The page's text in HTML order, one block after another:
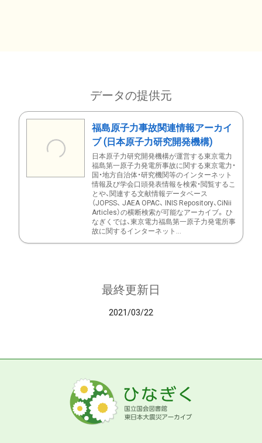
データの提供元
福島原子力事故関連情報アーカイ
ブ (日本原子力研究開発機構)
日本原子力研究開発機構が運営する東京電力
福島第一原子力発電所事故に関する東京電力・
国・地方自治体・研究機関等のインターネット
情報及び学会口頭発表情報を検索・閲覧するこ
とや、関連する文献情報データベース
（JOPSS、 JAEA OPAC、 INIS Repository、CiNii
Articles）の横断検索が可能なアーカイブ。 ひ
なぎくでは、東京電力福島第一原子力発電所事
故に関するインターネット...
最終更新日
2021/03/22